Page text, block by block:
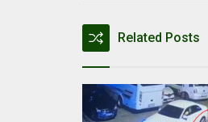
Related Posts